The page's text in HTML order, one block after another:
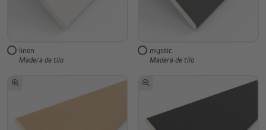
linen
Madera de tilo
mystic
Madera de tilo